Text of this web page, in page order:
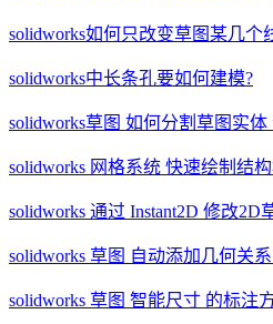
solidworks如何只改变草图某几个
solidworks中长条孔要如何建模?
solidworks草图 如何分割草图实
solidworks 网格系统 快速绘制结
solidworks 通过 Instant2D 修改2D
solidworks 草图 自动添加几何关
solidworks 草图 智能尺寸 的标注